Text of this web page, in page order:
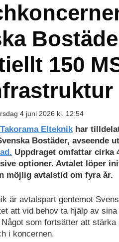
150
4 juni 2026 kl. 12:54
Elteknikhar
Bostäder,
Uppdraget omfattar cirka
optioner. Avtalet löper
möjlig avtalstid om fyra år.
är avtalspart gentemot
att vid behov ta hjälp av
som fortsätter att
i koncernen.